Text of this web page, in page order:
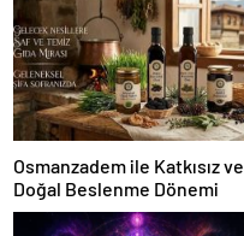
Osmanzadem ile Katkısız ve
Doğal Beslenme Dönemi